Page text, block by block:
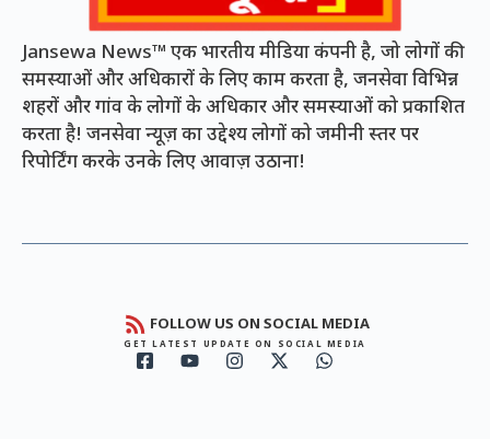
Jansewa News™ एक भारतीय मीडिया कंपनी है, जो लोगों की
समस्याओं और अधिकारों के लिए काम करता है, जनसेवा विभिन्न
शहरों और गांव के लोगों के अधिकार और समस्याओं को प्रकाशित
करता है! जनसेवा न्यूज़ का उद्देश्य लोगों को जमीनी स्तर पर
रिपोर्टिंग करके उनके लिए आवाज़ उठाना!
FOLLOW US ON SOCIAL MEDIA
GET LATEST UPDATE ON SOCIAL MEDIA